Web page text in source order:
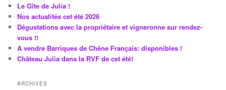
Le Gîte de Julia !
Nos actualités cet été 2026
Dégustations avec la propriétaire et vigneronne sur rendez-
vous !!
A vendre Barriques de Chêne Français: disponibles !
Château Julia dans la RVF de cet été!
ARCHIVES